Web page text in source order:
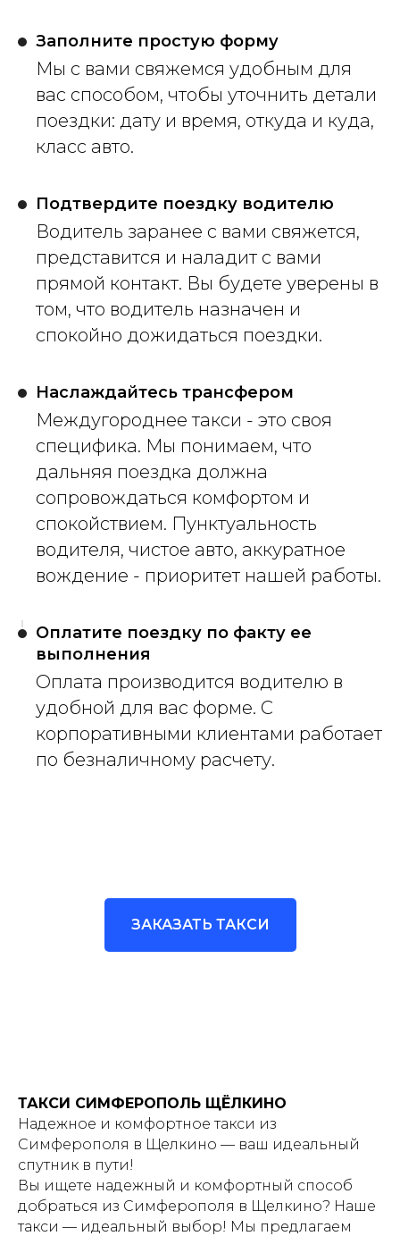
Заполните простую форму
Мы с вами свяжемся удобным для
вас способом, чтобы уточнить детали
поездки: дату и время, откуда и куда,
класс авто.
Подтвердите поездку водителю
Водитель заранее с вами свяжется,
представится и наладит с вами
прямой контакт. Вы будете уверены в
том, что водитель назначен и
спокойно дожидаться поездки.
Наслаждайтесь трансфером
Междугороднее такси - это своя
специфика. Мы понимаем, что
дальняя поездка должна
сопровождаться комфортом и
спокойствием. Пунктуальность
водителя, чистое авто, аккуратное
вождение - приоритет нашей работы.
Оплатите поездку по факту ее
выполнения
Оплата производится водителю в
удобной для вас форме. С
корпоративными клиентами работает
по безналичному расчету.
ЗАКАЗАТЬ ТАКСИ
ТАКСИ СИМФЕРОПОЛЬ ЩЁЛКИНО
Надежное и комфортное такси из
Симферополя в Щелкино — ваш идеальный
спутник в пути!
Вы ищете надежный и комфортный способ
добраться из Симферополя в Щелкино? Наше
такси — идеальный выбор! Мы предлагаем